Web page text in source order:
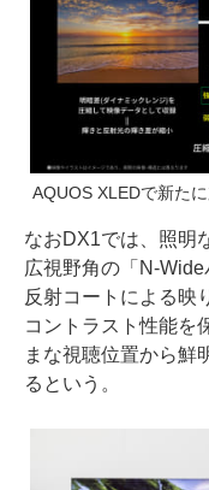
AQUOS XLEDで新た
なおDX1では、照明
広視野角の「N-
反射コートによる映
コントラスト性能を
まな視聴位置から鮮
るという。